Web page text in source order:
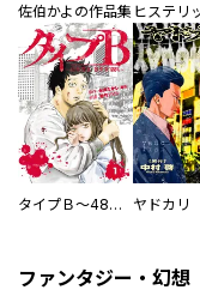
佐伯かよの作品集
タイプＢ～48時間後、致死率100％～【単話】 ヤドカリ
ファンタジー・幻想